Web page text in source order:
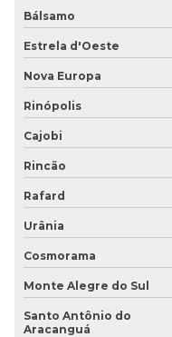
Bálsamo
Estrela d'Oeste
Nova Europa
Rinópolis
Cajobi
Rincão
Rafard
Urânia
Cosmorama
Monte Alegre do Sul
Santo Antônio do
Aracanguá